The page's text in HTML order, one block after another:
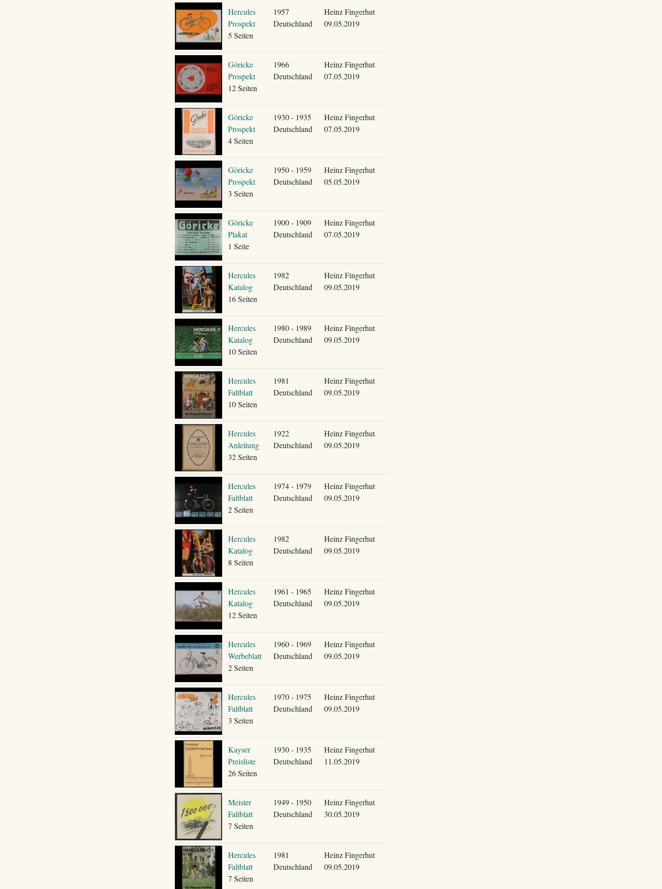
Hercules
Prospekt
5 Seiten
1957
Deutschland
Heinz Fingerhut
09.05.2019
Göricke
Prospekt
12 Seiten
1966
Deutschland
Heinz Fingerhut
07.05.2019
Göricke
Prospekt
4 Seiten
1930 - 1935
Deutschland
Heinz Fingerhut
07.05.2019
Göricke
Prospekt
3 Seiten
1950 - 1959
Deutschland
Heinz Fingerhut
05.05.2019
Göricke
Plakat
1 Seite
1900 - 1909
Deutschland
Heinz Fingerhut
07.05.2019
Hercules
Katalog
16 Seiten
1982
Deutschland
Heinz Fingerhut
09.05.2019
Hercules
Katalog
10 Seiten
1980 - 1989
Deutschland
Heinz Fingerhut
09.05.2019
Hercules
Faltblatt
10 Seiten
1981
Deutschland
Heinz Fingerhut
09.05.2019
Hercules
Anleitung
32 Seiten
1922
Deutschland
Heinz Fingerhut
09.05.2019
Hercules
Faltblatt
2 Seiten
1974 - 1979
Deutschland
Heinz Fingerhut
09.05.2019
Hercules
Katalog
8 Seiten
1982
Deutschland
Heinz Fingerhut
09.05.2019
Hercules
Katalog
12 Seiten
1961 - 1965
Deutschland
Heinz Fingerhut
09.05.2019
Hercules
Werbeblatt
2 Seiten
1960 - 1969
Deutschland
Heinz Fingerhut
09.05.2019
Hercules
Faltblatt
3 Seiten
1970 - 1975
Deutschland
Heinz Fingerhut
09.05.2019
Kayser
Preisliste
26 Seiten
1930 - 1935
Deutschland
Heinz Fingerhut
11.05.2019
Meister
Faltblatt
7 Seiten
1949 - 1950
Deutschland
Heinz Fingerhut
30.05.2019
Hercules
Faltblatt
7 Seiten
1981
Deutschland
Heinz Fingerhut
09.05.2019